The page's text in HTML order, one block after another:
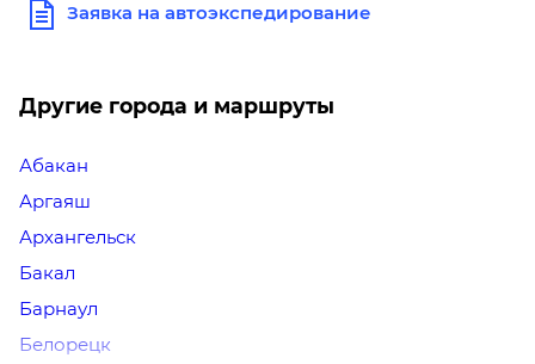
Заявка на автоэкспедирование
Другие города и маршруты
Абакан
Аргаяш
Архангельск
Бакал
Барнаул
Белорецк